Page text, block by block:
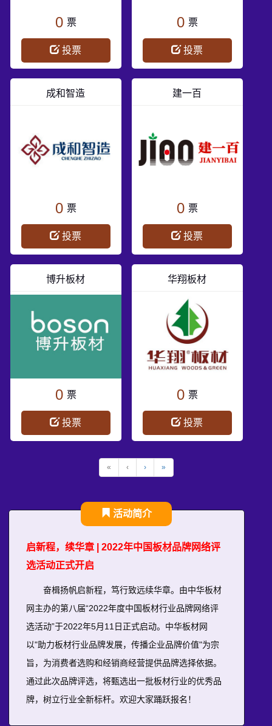
0 票
投票
0 票
投票
成和智造
0 票
投票
建一百
0 票
投票
博升板材
0 票
投票
华翔板材
0 票
投票
« ‹ › »
活动简介
启新程，续华章 | 2022年中国板材品牌网络评
选活动正式开启
奋楫扬帆启新程，笃行致远续华章。由中华板材
网主办的第八届“2022年度中国板材行业品牌网络评
选活动”于2022年5月11日正式启动。中华板材网
以"助力板材行业品牌发展，传播企业品牌价值"为宗
旨，为消费者选购和经销商经营提供品牌选择依据。
通过此次品牌评选，将甄选出一批板材行业的优秀品
牌，树立行业全新标杆。欢迎大家踊跃报名！